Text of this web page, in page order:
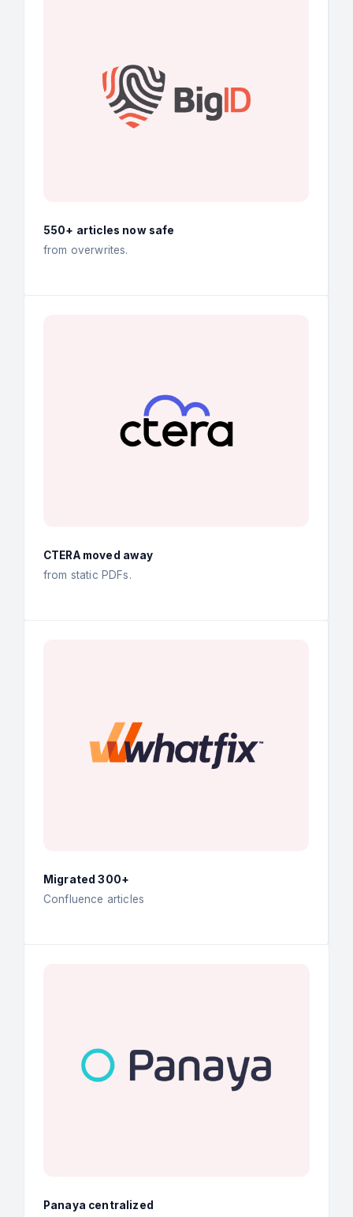
550+ articles now safe
from overwrites.
CTERA moved away
from static PDFs.
Migrated 300+
Confluence articles
Panaya centralized